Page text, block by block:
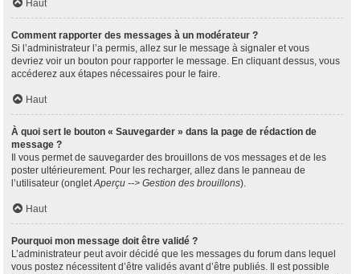
Haut
Comment rapporter des messages à un modérateur ?
Si l’administrateur l’a permis, allez sur le message à signaler et vous
devriez voir un bouton pour rapporter le message. En cliquant dessus, vous
accéderez aux étapes nécessaires pour le faire.
Haut
À quoi sert le bouton « Sauvegarder » dans la page de rédaction de
message ?
Il vous permet de sauvegarder des brouillons de vos messages et de les
poster ultérieurement. Pour les recharger, allez dans le panneau de
l’utilisateur (ongletAperçu --> Gestion des brouillons).
Haut
Pourquoi mon message doit être validé ?
L’administrateur peut avoir décidé que les messages du forum dans lequel
vous postez nécessitent d’être validés avant d’être publiés. Il est possible